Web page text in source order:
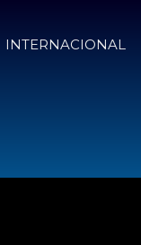
INTERNACIONAL